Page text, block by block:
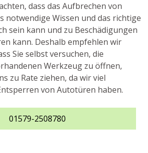
dass das Aufbrechen von
notwendige Wissen und das richtige
sein kann und zu Beschädigungen
kann. Deshalb empfehlen wir
Sie selbst versuchen, die
Werkzeug zu öffnen,
zu Rate ziehen, da wir viel
von Autotüren haben.
01579-2508780